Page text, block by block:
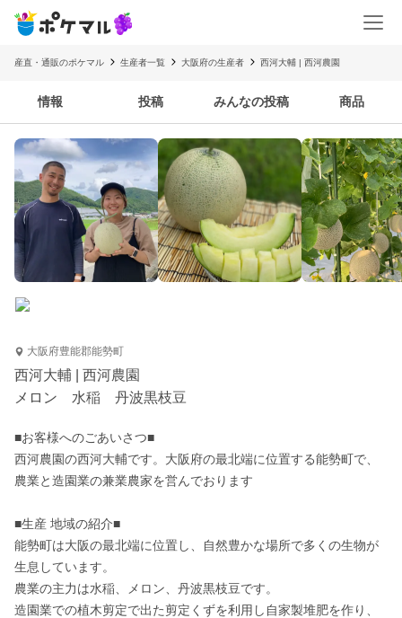
産直・通販のポケマル 生産者一覧 大阪府の生産者 西河大輔 | 西河農園
情報 投稿 みんなの投稿 商品
大阪府豊能郡能勢町
西河大輔 | 西河農園
メロン 水稲 丹波黒枝豆
■お客様へのごあいさつ■
西河農園の西河大輔です。大阪府の最北端に位置する能勢町で、
農業と造園業の兼業農家を営んでおります
■生産 地域の紹介■
能勢町は大阪の最北端に位置し、自然豊かな場所で多くの生物が
生息しています。
農業の主力は水稲、メロン、丹波黒枝豆です。
造園業での植木剪定で出た剪定くずを利用し自家製堆肥を作り、